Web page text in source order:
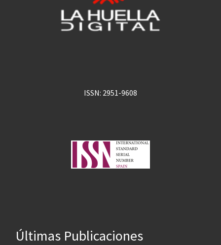
ISSN: 2951-9608
Últimas Publicaciones